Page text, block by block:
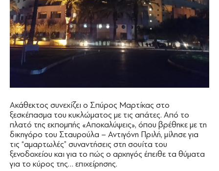
Ακάθεκτος συνεχίζει ο Σπύρος Μαρτίκας στο
ξεσκέπασμα του κυκλώματος με τις απάτες. Από το
πλατό της εκπομπής «Αποκαλύψεις», όπου βρέθηκε με τη
δικηγόρο του Σταυρούλα – Αντιγόνη Πριλή, μίλησε για
τις “αμαρτωλές” συναντήσεις στη σουίτα του
ξενοδοχείου και για το πώς ο αρχηγός έπειθε τα θύματα
για το κύρος της… επιχείρησης.